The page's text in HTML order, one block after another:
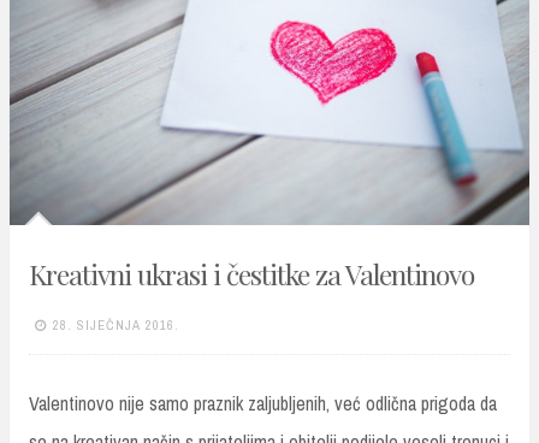
Kreativni ukrasi i čestitke za Valentinovo
28. SIJEČNJA 2016.
Valentinovo nije samo praznik zaljubljenih, već odlična prigoda da